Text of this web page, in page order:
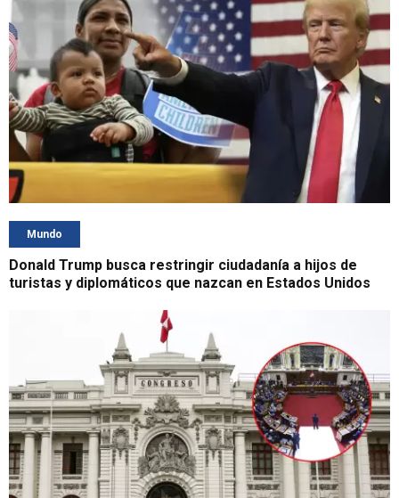
Mundo
Donald Trump busca restringir ciudadanía a hijos de
turistas y diplomáticos que nazcan en Estados Unidos